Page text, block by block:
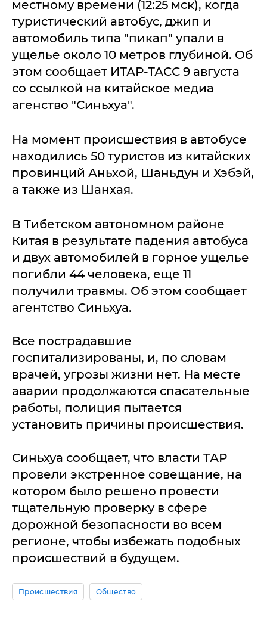
местному времени (12:25 мск), когда
туристический автобус, джип и
автомобиль типа "пикап" упали в
ущелье около 10 метров глубиной. Об
этом сообщает ИТАР-ТАСС 9 августа
со ссылкой на китайское медиа
агенство "Синьхуа".
На момент происшествия в автобусе
находились 50 туристов из китайских
провинций Аньхой, Шаньдун и Хэбэй,
а также из Шанхая.
В Тибетском автономном районе
Китая в результате падения автобуса
и двух автомобилей в горное ущелье
погибли 44 человека, еще 11
получили травмы. Об этом сообщает
агентство Синьхуа.
Все пострадавшие
госпитализированы, и, по словам
врачей, угрозы жизни нет. На месте
аварии продолжаются спасательные
работы, полиция пытается
установить причины происшествия.
Синьхуа сообщает, что власти ТАР
провели экстренное совещание, на
котором было решено провести
тщательную проверку в сфере
дорожной безопасности во всем
регионе, чтобы избежать подобных
происшествий в будущем.
Происшествия Общество